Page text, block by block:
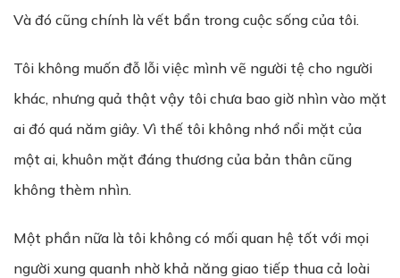
Và đó cũng chính là vết bẩn trong cuộc sống của tôi.
Tôi không muốn đỗ lỗi việc mình vẽ người tệ cho người
khác, nhưng quả thật vậy tôi chưa bao giờ nhìn vào mặt
ai đó quá năm giây. Vì thế tôi không nhớ nổi mặt của
một ai, khuôn mặt đáng thương của bản thân cũng
không thèm nhìn.
Một phần nữa là tôi không có mối quan hệ tốt với mọi
người xung quanh nhờ khả năng giao tiếp thua cả loài